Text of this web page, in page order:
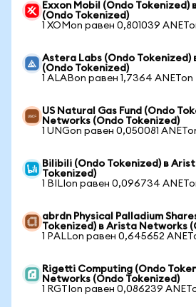
Exxon Mobil (Ondo
(Ondo Tokenized)
1 XOMon равен 0,801039
Astera Labs (Ondo
(Ondo Tokenized)
1 ALABon равен 1,7364 ANETon
US Natural Gas Fund (Ondo
Networks (Ondo Tokenized)
1 UNGon равен 0,050081
Bilibili (Ondo Tokenized) в
Tokenized)
1 BILIon равен 0,096734
abrdn Physical Palladium
Tokenized) в Arista Networks
1 PALLon равен 0,645652
Rigetti Computing (Ondo
Networks (Ondo Tokenized)
1 RGTIon равен 0,086239